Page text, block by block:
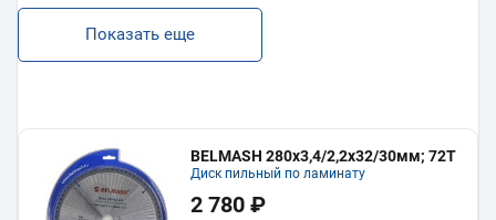
Показать еще
BELMASH 280х3,4/2,2х32/30мм; 72Т
Диск пильный по ламинату
2 780 ₽